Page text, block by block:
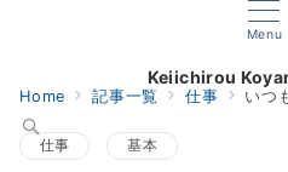
Menu
Keiichirou
Home 記事一覧 仕事 いつ
仕事 基本